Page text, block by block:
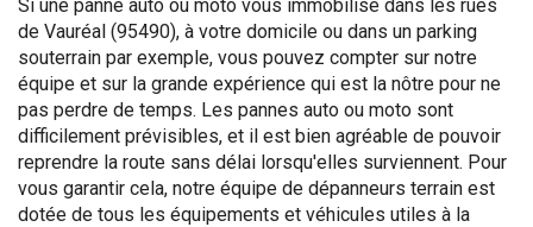
Si une panne auto ou moto vous immobilise dans les rues
de Vauréal (95490), à votre domicile ou dans un parking
souterrain par exemple, vous pouvez compter sur notre
équipe et sur la grande expérience qui est la nôtre pour ne
pas perdre de temps. Les pannes auto ou moto sont
difficilement prévisibles, et il est bien agréable de pouvoir
reprendre la route sans délai lorsqu'elles surviennent. Pour
vous garantir cela, notre équipe de dépanneurs terrain est
dotée de tous les équipements et véhicules utiles à la